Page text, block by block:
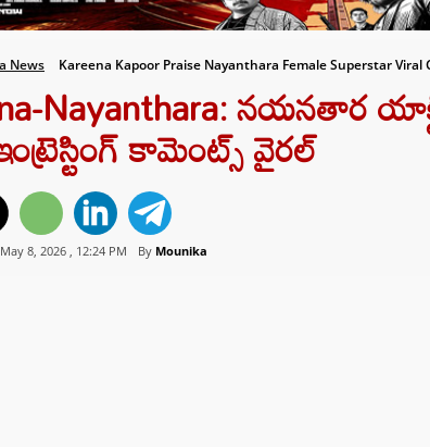
News Kareena Kapoor Praise Nayanthara Female Superstar Viral
Nayanthara: నయనతార
కామెంట్స్ వైరల్
8, 2026 , 12:24 PM By Mounika